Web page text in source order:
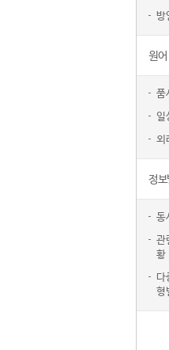
방
원어
품
일
외
정보
동
관
황
다
형